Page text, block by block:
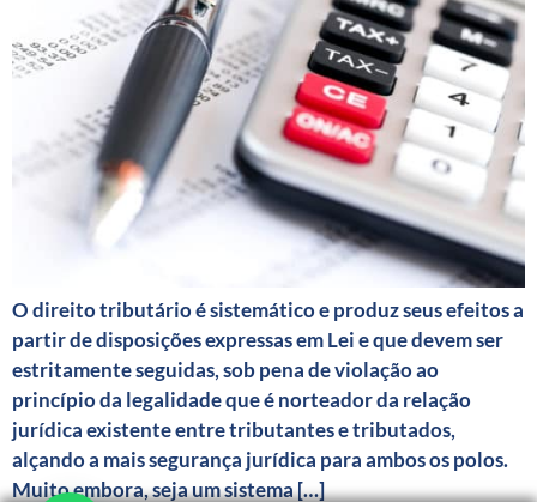
O direito tributário é sistemático e produz seus efeitos a
partir de disposições expressas em Lei e que devem ser
estritamente seguidas, sob pena de violação ao
princípio da legalidade que é norteador da relação
jurídica existente entre tributantes e tributados,
alçando a mais segurança jurídica para ambos os polos.
Muito embora, seja um sistema […]